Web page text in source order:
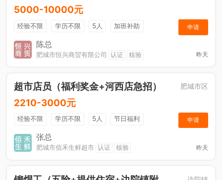
5000-10000元
经验不限 学历不限 5人
加班补助
综合补贴
社保五险
申请
陈总
肥城市恒兴商贸有限公司 认证 核验 昨天
超市店员（福利奖金+河西店急招） 肥城市区
2210-3000元
经验不限 学历不限 5人
节日福利
综合补贴
申请
张总
肥城市佰禾生鲜超市 认证 核验 昨天